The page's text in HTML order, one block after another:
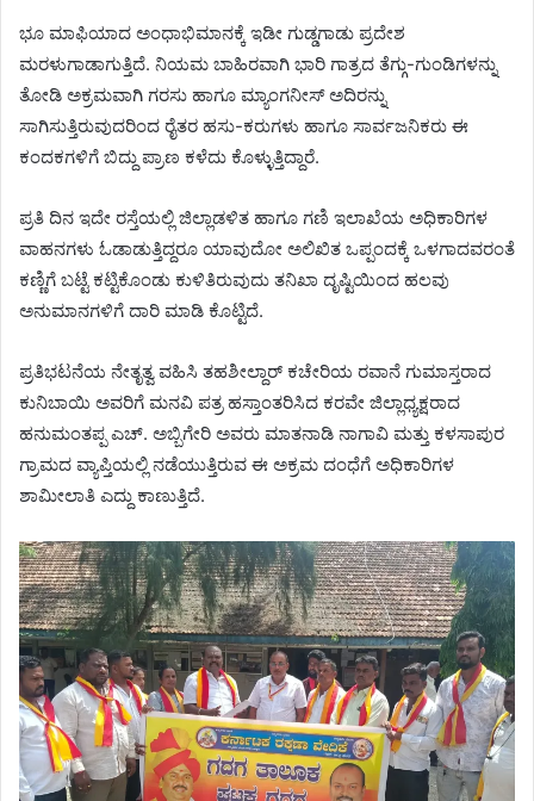
ಭೂ ಮಾಫಿಯಾದ ಅಂಧಾಭಿಮಾನಕ್ಕೆ ಇಡೀ ಗುಡ್ಡಗಾಡು ಪ್ರದೇಶ
ಮರಳುಗಾಡಾಗುತ್ತಿದೆ. ನಿಯಮ ಬಾಹಿರವಾಗಿ ಭಾರಿ ಗಾತ್ರದ ತೆಗ್ಗು-ಗುಂಡಿಗಳನ್ನು
ತೋಡಿ ಅಕ್ರಮವಾಗಿ ಗರಸು ಹಾಗೂ ಮ್ಯಾಂಗನೀಸ್ ಅದಿರನ್ನು
ಸಾಗಿಸುತ್ತಿರುವುದರಿಂದ ರೈತರ ಹಸು-ಕರುಗಳು ಹಾಗೂ ಸಾರ್ವಜನಿಕರು ಈ
ಕಂದಕಗಳಿಗೆ ಬಿದ್ದು ಪ್ರಾಣ ಕಳೆದು ಕೊಳ್ಳುತ್ತಿದ್ದಾರೆ.
ಪ್ರತಿ ದಿನ ಇದೇ ರಸ್ತೆಯಲ್ಲಿ ಜಿಲ್ಲಾಡಳಿತ ಹಾಗೂ ಗಣಿ ಇಲಾಖೆಯ ಅಧಿಕಾರಿಗಳ
ವಾಹನಗಳು ಓಡಾಡುತ್ತಿದ್ದರೂ ಯಾವುದೋ ಅಲಿಖಿತ ಒಪ್ಪಂದಕ್ಕೆ ಒಳಗಾದವರಂತೆ
ಕಣ್ಣಿಗೆ ಬಟ್ಟೆ ಕಟ್ಟಿಕೊಂಡು ಕುಳಿತಿರುವುದು ತನಿಖಾ ದೃಷ್ಟಿಯಿಂದ ಹಲವು
ಅನುಮಾನಗಳಿಗೆ ದಾರಿ ಮಾಡಿ ಕೊಟ್ಟಿದೆ.
ಪ್ರತಿಭಟನೆಯ ನೇತೃತ್ವ ವಹಿಸಿ ತಹಶೀಲ್ದಾರ್ ಕಚೇರಿಯ ರವಾನೆ ಗುಮಾಸ್ತರಾದ
ಕುನಿಬಾಯಿ ಅವರಿಗೆ ಮನವಿ ಪತ್ರ ಹಸ್ತಾಂತರಿಸಿದ ಕರವೇ ಜಿಲ್ಲಾಧ್ಯಕ್ಷರಾದ
ಹನುಮಂತಪ್ಪ ಎಚ್. ಅಬ್ಬಿಗೇರಿ ಅವರು ಮಾತನಾಡಿ ನಾಗಾವಿ ಮತ್ತು ಕಳಸಾಪುರ
ಗ್ರಾಮದ ವ್ಯಾಪ್ತಿಯಲ್ಲಿ ನಡೆಯುತ್ತಿರುವ ಈ ಅಕ್ರಮ ದಂಧೆಗೆ ಅಧಿಕಾರಿಗಳ
ಶಾಮೀಲಾತಿ ಎದ್ದು ಕಾಣುತ್ತಿದೆ.